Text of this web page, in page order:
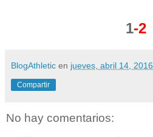
1-2
BlogAthletic en jueves, abril 14, 2016
Compartir
No hay comentarios: